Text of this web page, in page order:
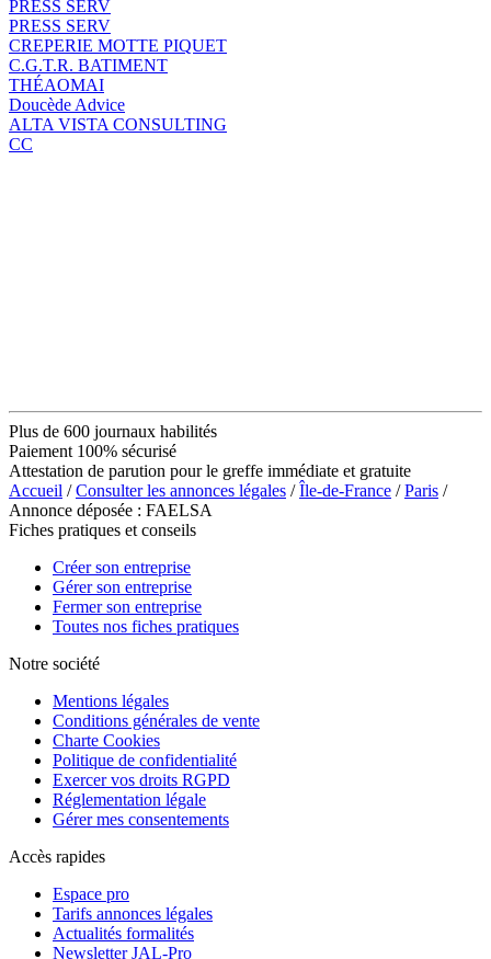
PRESS SERV
PRESS SERV
CREPERIE MOTTE PIQUET
C.G.T.R. BATIMENT
THÉAOMAI
Doucède Advice
ALTA VISTA CONSULTING
CC
Plus de 600 journaux habilités
Paiement 100% sécurisé
Attestation de parution pour le greffe immédiate et gratuite
Accueil /Consulter les annonces légales /Île-de-France /Paris /
Annonce déposée : FAELSA
Fiches pratiques et conseils
Créer son entreprise
Gérer son entreprise
Fermer son entreprise
Toutes nos fiches pratiques
Notre société
Mentions légales
Conditions générales de vente
Charte Cookies
Politique de confidentialité
Exercer vos droits RGPD
Réglementation légale
Gérer mes consentements
Accès rapides
Espace pro
Tarifs annonces légales
Actualités formalités
Newsletter JAL-Pro